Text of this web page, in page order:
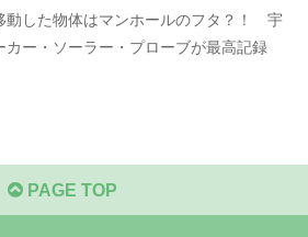
動した物体はマンホールのフタ？！ 宇
カー・ソーラー・プローブが最高記録
PAGE TOP